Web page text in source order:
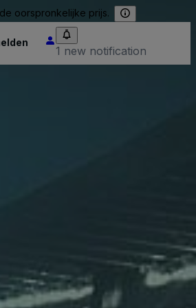
oorspronkelijke prijs.
1 new notification